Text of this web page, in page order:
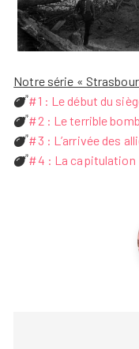
Notre série «
#1 : Le début du
#2 : Le terrible
#3 : L’arrivée des
#4 : La capitulation